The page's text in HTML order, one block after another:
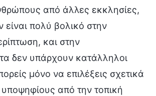
από άλλες εκκλησίες,
πολύ βολικό στην
και στην
δεν υπάρχουν κατάλληλοι
μόνο να επιλέξεις σχετικά
από την τοπική